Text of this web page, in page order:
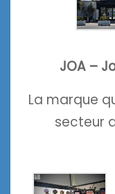
JOA –
La marque
secteur